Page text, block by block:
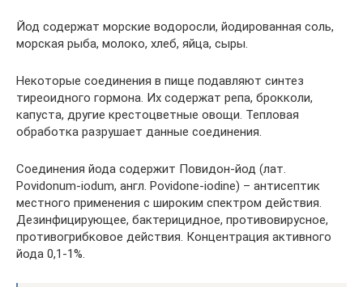
Йод содержат морские водоросли, йодированная соль,
морская рыба, молоко, хлеб, яйца, сыры.
Некоторые соединения в пище подавляют синтез
тиреоидного гормона. Их содержат репа, брокколи,
капуста, другие крестоцветные овощи. Тепловая
обработка разрушает данные соединения.
Соединения йода содержит Повидон-йод (лат.
Povidonum-iodum, англ. Povidone-iodine) – антисептик
местного применения с широким спектром действия.
Дезинфицирующее, бактерицидное, противовирусное,
противогрибковое действия. Концентрация активного
йода 0,1-1%.